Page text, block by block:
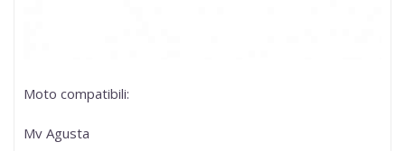
Moto compatibili:
Mv Agusta